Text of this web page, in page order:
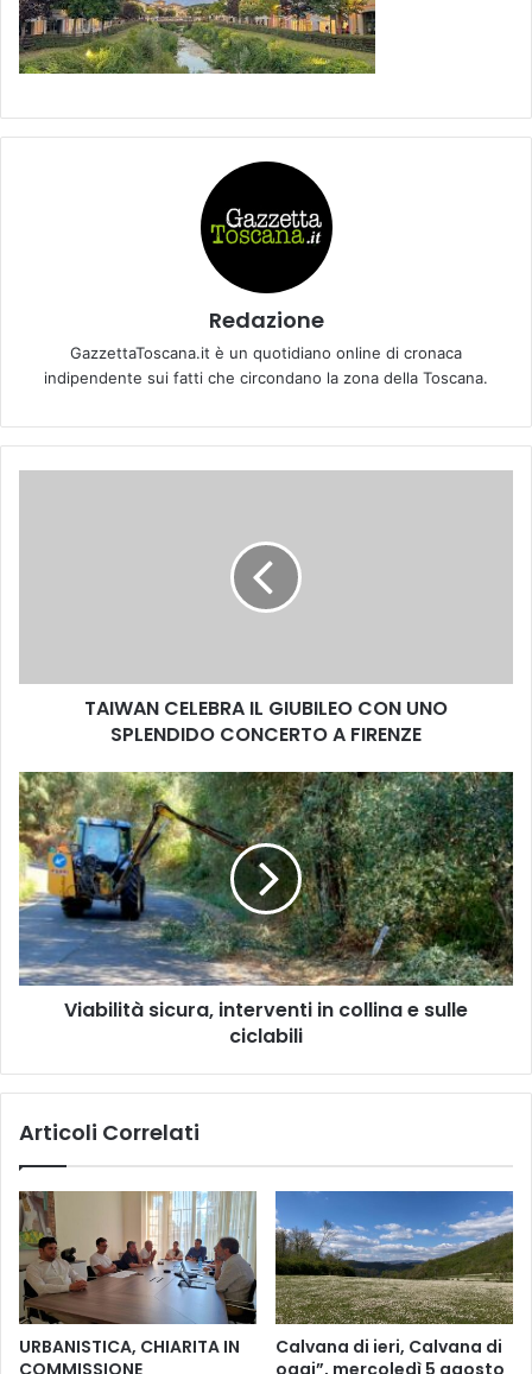
Redazione
GazzettaToscana.it è un quotidiano online di cronaca
indipendente sui fatti che circondano la zona della Toscana.
L
A
I
L
G
I
U
B
I
L
O
U
S
P
L
E
N
D
I
TAIWAN CELEBRA IL GIUBILEO CON UNO
SPLENDIDO CONCERTO A FIRENZE
V
i
a
b
i
l
i
t
à
a
n
t
e
r
v
n
Viabilità sicura, interventi in collina e sulle
ciclabili
Articoli Correlati
URBANISTICA, CHIARITA IN
Calvana di ieri, Calvana di